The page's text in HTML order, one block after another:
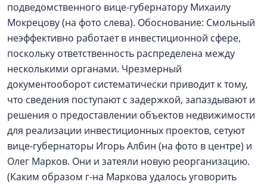
подведомственного вице-губернатору Михаилу
Мокрецову (на фото слева). Обоснование: Смольный
неэффективно работает в инвестиционной сфере,
поскольку ответственность распределена между
несколькими органами. Чрезмерный
документооборот систематически приводит к тому,
что сведения поступают с задержкой, запаздывают и
решения о предоставлении объектов недвижимости
для реализации инвестиционных проектов, сетуют
вице-губернаторы Игорь Албин (на фото в центре) и
Олег Марков. Они и затеяли новую реорганизацию.
(Каким образом г-на Маркова удалось уговорить